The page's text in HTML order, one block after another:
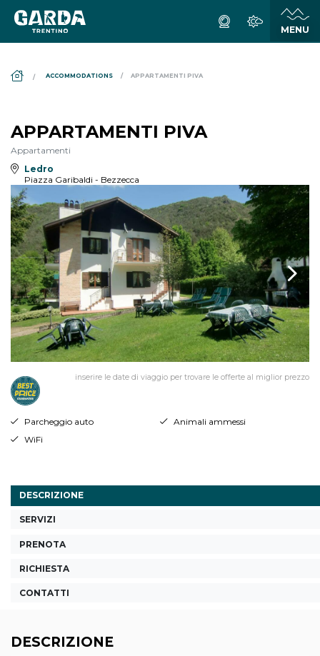
ACCOMMODATIONS APPARTAMENTI PIVA
APPARTAMENTI PIVA
Appartamenti
Ledro
Piazza Garibaldi - Bezzecca
inserire le date di viaggio per trovare le offerte al miglior prezzo
Parcheggio auto
Animali ammessi
WiFi
DESCRIZIONE
SERVIZI
PRENOTA
RICHIESTA
CONTATTI
DESCRIZIONE